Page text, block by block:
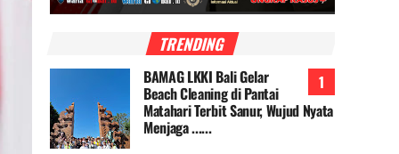
TRENDING
BAMAG LKKI Bali Gelar
Beach Cleaning di Pantai
Matahari Terbit Sanur, Wujud Nyata
Menjaga ......